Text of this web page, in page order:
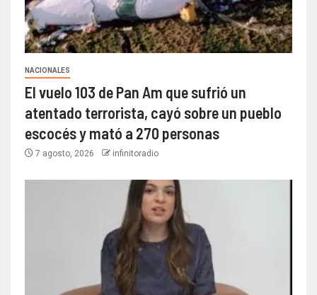
NACIONALES
El vuelo 103 de Pan Am que sufrió un
atentado terrorista, cayó sobre un pueblo
escocés y mató a 270 personas
7 agosto, 2026 infinitoradio